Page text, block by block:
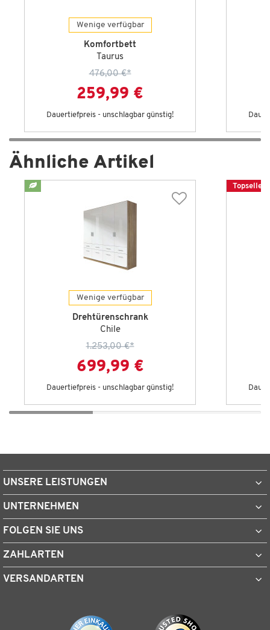
Wenige verfügbar
Komfortbett
Taurus
476,00 €*
259,99 €
Dauertiefpreis - unschlagbar günstig!
Ähnliche Artikel
Wenige verfügbar
Drehtürenschrank
Chile
1.253,00 €*
699,99 €
Dauertiefpreis - unschlagbar günstig!
Topseller
UNSERE LEISTUNGEN
UNTERNEHMEN
FOLGEN SIE UNS
ZAHLARTEN
VERSANDARTEN